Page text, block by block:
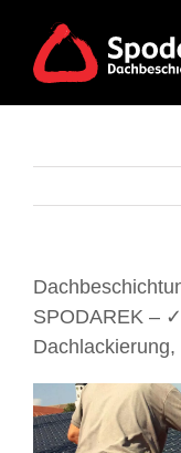
content
SPODAREK –